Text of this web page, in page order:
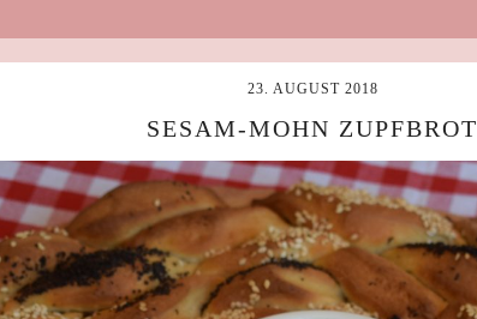
23. AUGUST 2018
SESAM-MOHN ZUPFBROT